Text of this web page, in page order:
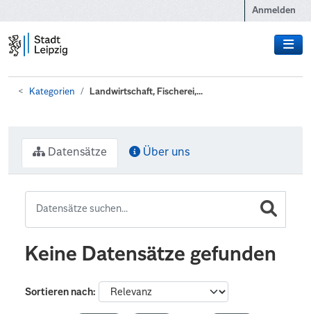
Anmelden
Kategorien Landwirtschaft, Fischerei,...
Datensätze Über uns
Keine Datensätze gefunden
Sortieren nach